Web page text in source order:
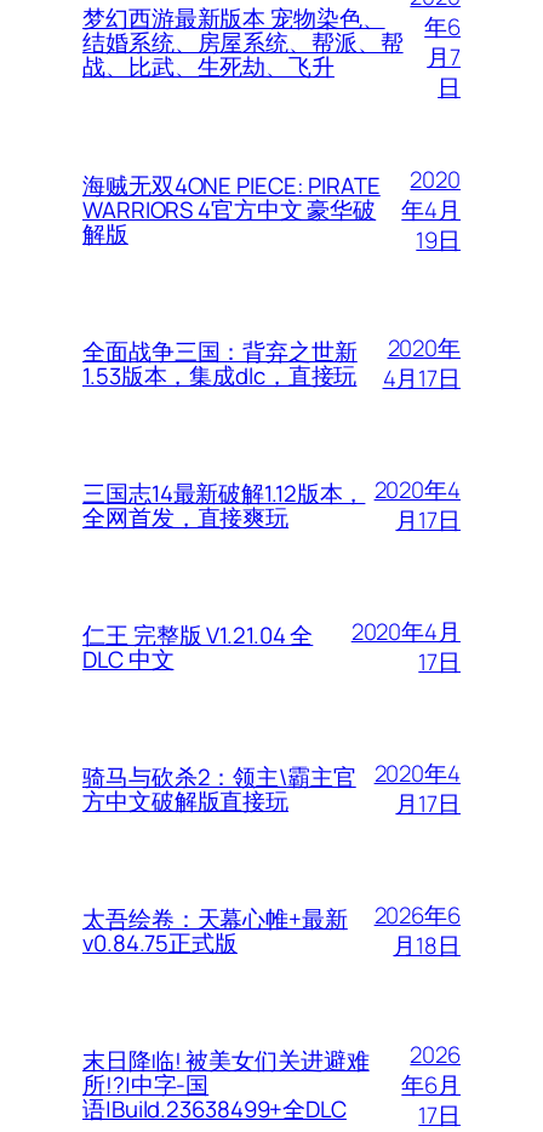
梦幻西游最新版本 宠物染色、
结婚系统、房屋系统、帮派、帮
战、比武、生死劫、飞升
年6
月7
日
海贼无双4ONE PIECE: PIRATE
WARRIORS 4官方中文 豪华破
解版
2020
年4月
19日
全面战争三国：背弃之世新
1.53版本，集成dlc，直接玩
2020年
4月17日
三国志14最新破解1.12版本，
全网首发，直接爽玩
2020年4
月17日
仁王 完整版 V1.21.04 全
DLC 中文
2020年4月
17日
骑马与砍杀2：领主\霸主官
方中文破解版直接玩
2020年4
月17日
太吾绘卷：天幕心帷+最新
v0.84.75正式版
2026年6
月18日
末日降临! 被美女们关进避难
所!?|中字-国
语|Build.23638499+全DLC
2026
年6月
17日